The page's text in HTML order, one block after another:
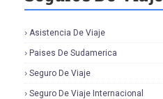
Asistencia De Viaje
Paises De Sudamerica
Seguro De Viaje
Seguro De Viaje Internacional